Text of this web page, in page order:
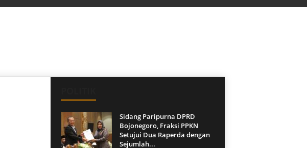
Sidang Paripurna DPRD
Bojonegoro, Fraksi PPKN
Setujui Dua Raperda dengan
Sejumlah...